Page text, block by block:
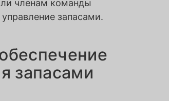
членам команды
запасами.
запасами